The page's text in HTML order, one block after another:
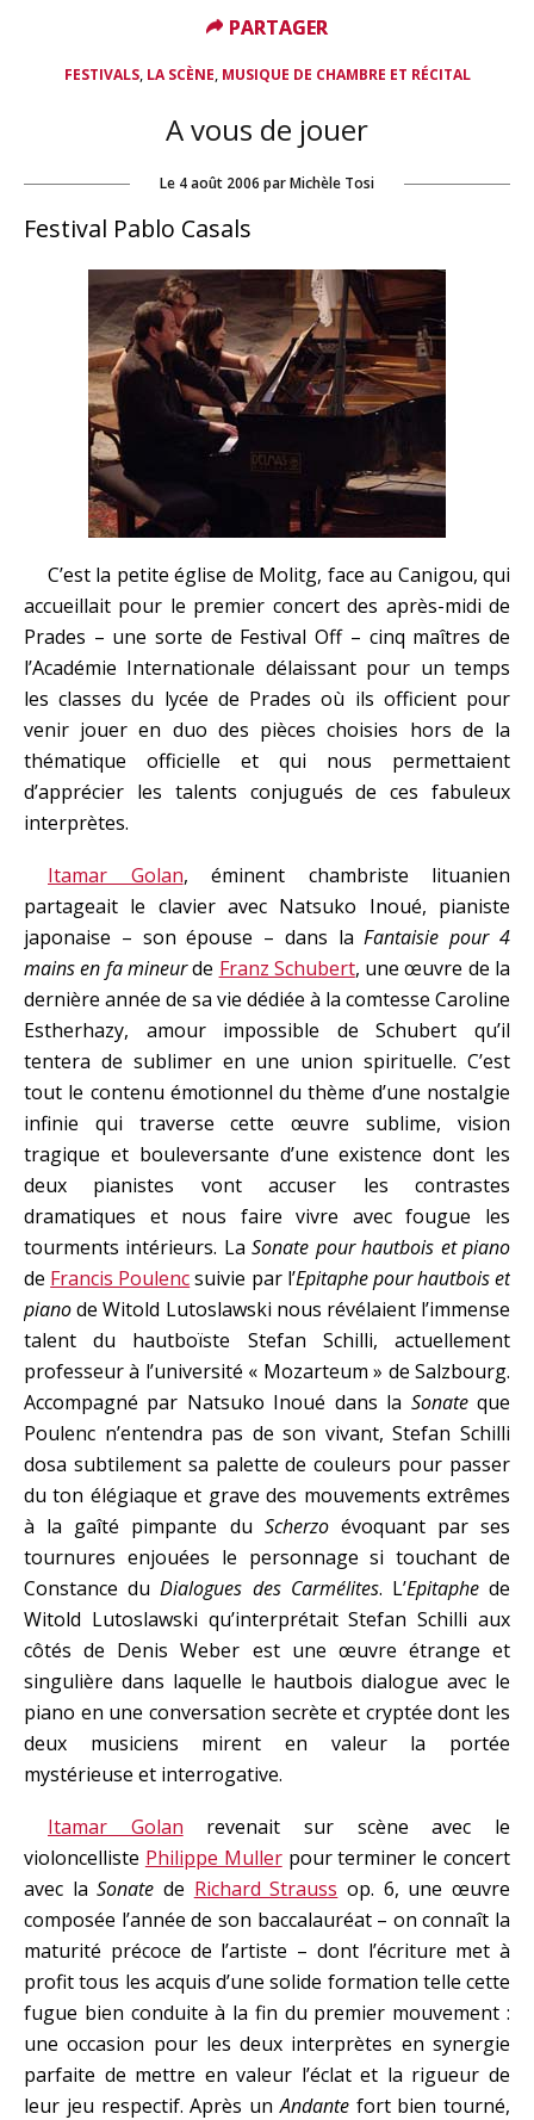
FESTIVALS, LA SCÈNE, MUSIQUE DE CHAMBRE ET RÉCITAL
A vous de jouer
Le 4 août 2006 parMichèle Tosi
Festival Pablo Casals
C’est la petite église de Molitg, face au Canigou, qui
accueillait pour le premier concert des après-midi de
Prades – une sorte de Festival Off – cinq maîtres de
l’Académie Internationale délaissant pour un temps
les classes du lycée de Prades où ils officient pour
venir jouer en duo des pièces choisies hors de la
thématique officielle et qui nous permettaient
d’apprécier les talents conjugués de ces fabuleux
interprètes.
Itamar Golan, éminent chambriste lituanien
partageait le clavier avec Natsuko Inoué, pianiste
japonaise – son épouse – dans laFantaisie pour 4
mains en fa mineurde Franz Schubert, une œuvre de la
dernière année de sa vie dédiée à la comtesse Caroline
Estherhazy, amour impossible de Schubert qu’il
tentera de sublimer en une union spirituelle. C’est
tout le contenu émotionnel du thème d’une nostalgie
infinie qui traverse cette œuvre sublime, vision
tragique et bouleversante d’une existence dont les
deux pianistes vont accuser les contrastes
dramatiques et nous faire vivre avec fougue les
tourments intérieurs. LaSonate pour hautbois et piano
de Francis Poulencsuivie par l’Epitaphe pour hautbois et
pianode Witold Lutoslawski nous révélaient l’immense
talent du hautboïste Stefan Schilli, actuellement
professeur à l’université « Mozarteum » de Salzbourg.
Accompagné par Natsuko Inoué dans la Sonateque
Poulenc n’entendra pas de son vivant, Stefan Schilli
dosa subtilement sa palette de couleurs pour passer
du ton élégiaque et grave des mouvements extrêmes
à la gaîté pimpante du Scherzoévoquant par ses
tournures enjouées le personnage si touchant de
Constance duDialogues des Carmélites. L’Epitaphede
Witold Lutoslawski qu’interprétait Stefan Schilli aux
côtés de Denis Weber est une œuvre étrange et
singulière dans laquelle le hautbois dialogue avec le
piano en une conversation secrète et cryptée dont les
deux musiciens mirent en valeur la portée
mystérieuse et interrogative.
Itamar Golan revenait sur scène avec le
violoncelliste Philippe Mullerpour terminer le concert
avec laSonate de Richard Strauss op. 6, une œuvre
composée l’année de son baccalauréat – on connaît la
maturité précoce de l’artiste – dont l’écriture met à
profit tous les acquis d’une solide formation telle cette
fugue bien conduite à la fin du premier mouvement :
une occasion pour les deux interprètes en synergie
parfaite de mettre en valeur l’éclat et la rigueur de
leur jeu respectif. Après unAndantefort bien tourné,
PARTAGER
PARTAGER